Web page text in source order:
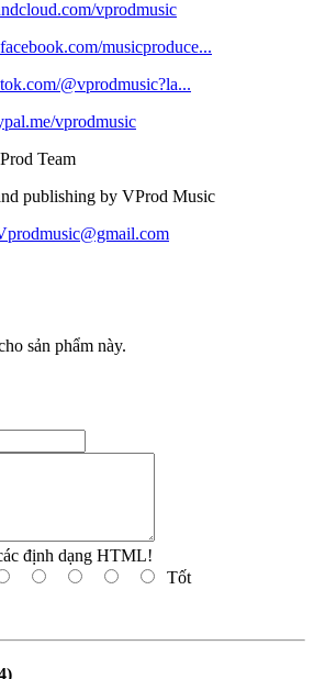
vprodmusic
musicproduce...
@vprodmusic?la...
vprodmusic
Team
publishing by VProd Music
sản phẩm này.
định dạng HTML!
Tốt